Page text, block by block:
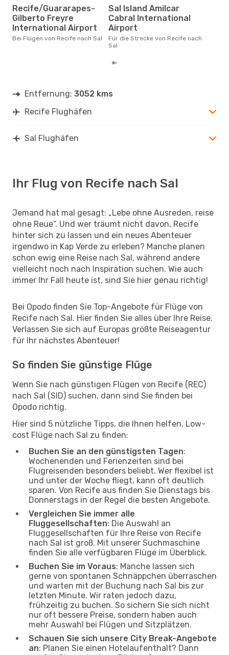
TAP Portugal
1 Zwischenstopp
REC- SID
TAP Portugal
1 Zwischenstopp
SID- REC
Recife/Guararapes-
Gilberto Freyre
International Airport
Bei Flügen von Recife nach Sal
Sal Island Amilcar
Cabral International
Airport
Für die Strecke von Recife nach
Sal
Entfernung: 3052 kms
Recife Flughäfen
Sal Flughäfen
Ihr Flug von Recife nach Sal
Jemand hat mal gesagt: „Lebe ohne Ausreden, reise
ohne Reue“. Und wer träumt nicht davon, Recife
hinter sich zu lassen und ein neues Abenteuer
irgendwo in Kap Verde zu erleben? Manche planen
schon ewig eine Reise nach Sal, während andere
vielleicht noch nach Inspiration suchen. Wie auch
immer Ihr Fall heute ist, sind Sie hier genau richtig!
Bei Opodo finden Sie Top-Angebote für Flüge von
Recife nach Sal. Hier finden Sie alles über Ihre Reise.
Verlassen Sie sich auf Europas größte Reiseagentur
für Ihr nächstes Abenteuer!
So finden Sie günstige Flüge
Wenn Sie nach günstigen Flügen von Recife (REC)
nach Sal (SID) suchen, dann sind Sie finden bei
Opodo richtig.
Hier sind 5 nützliche Tipps, die Ihnen helfen, Low-
cost Flüge nach Sal zu finden:
Buchen Sie an den günstigsten Tagen:
Wochenenden und Ferienzeiten sind bei
Flugreisenden besonders beliebt. Wer flexibel ist
und unter der Woche fliegt, kann oft deutlich
sparen. Von Recife aus finden Sie Dienstags bis
Donnerstags in der Regel die besten Angebote.
Vergleichen Sie immer alle
Fluggesellschaften: Die Auswahl an
Fluggesellschaften für Ihre Reise von Recife
nach Sal ist groß. Mit unserer Suchmaschine
finden Sie alle verfügbaren Flüge im Überblick.
Buchen Sie im Voraus: Manche lassen sich
gerne von spontanen Schnäppchen überraschen
und warten mit der Buchung nach Sal bis zur
letzten Minute. Wir raten jedoch dazu,
frühzeitig zu buchen. So sichern Sie sich nicht
nur oft bessere Preise, sondern haben auch
mehr Auswahl bei Flügen und Sitzplätzen.
Schauen Sie sich unsere City Break-Angebote
an: Planen Sie einen Hotelaufenthalt? Dann